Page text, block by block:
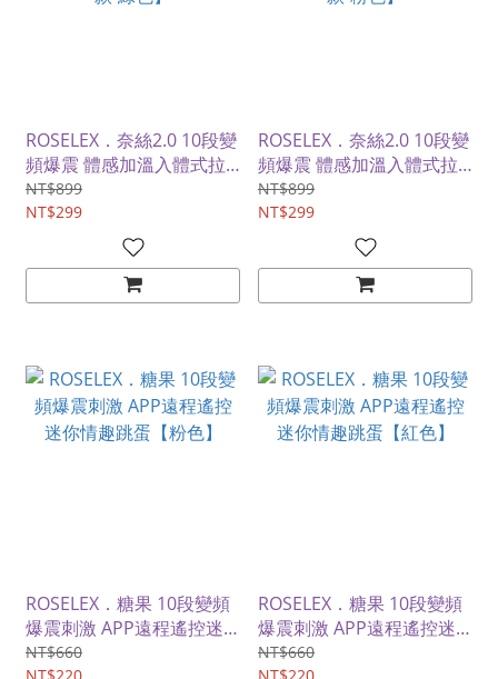
ROSELEX．奈絲2.0 10段變
頻爆震 體感加溫入體式拉
繩情趣跳蛋【APP智控款-
綠色】
NT$899
NT$299
ROSELEX．奈絲2.0 10段變
頻爆震 體感加溫入體式拉
繩情趣跳蛋【APP智控款-
粉色】
NT$899
NT$299
ROSELEX．糖果 10段變頻
爆震刺激 APP遠程遙控迷
你情趣跳蛋【粉色】
NT$660
ROSELEX．糖果 10段變頻
爆震刺激 APP遠程遙控迷
你情趣跳蛋【紅色】
NT$660